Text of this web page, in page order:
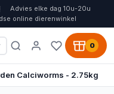
Advies elke dag 10u-20u
online dierenwinkel
0
Calciworms - 2.75kg